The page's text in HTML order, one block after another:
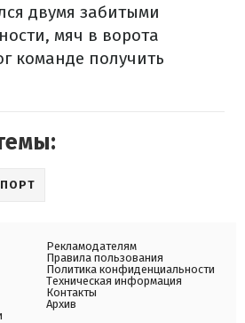
двумя забитыми
мяч в ворота
команде получить
Рекламодателям
Правила пользования
Политика конфиденциальности
Техническая информация
Контакты
Архив